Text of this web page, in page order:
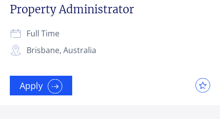
Property Administrator
Brisbane, Australia
Full Time
Apply